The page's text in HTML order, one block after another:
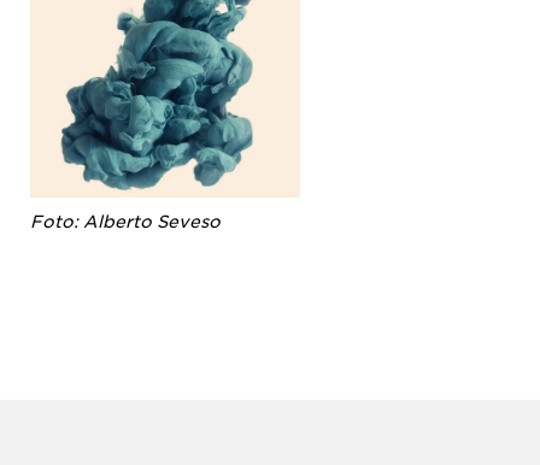
Foto: Alberto Seveso